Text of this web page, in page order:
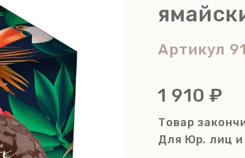
Артикул
1 910 ₽
Товар
Для Юр. лиц